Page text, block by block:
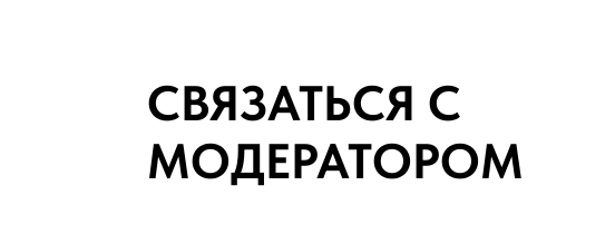
СВЯЗАТЬСЯ С
МОДЕРАТОРОМ